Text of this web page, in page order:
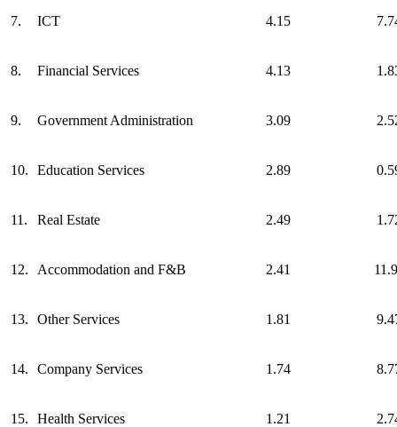
7. ICT 4.15
8. Financial Services 4.13
9. Government Administration 3.09
10. Education Services 2.89
11. Real Estate 2.49
12. Accommodation and F&B 2.41
13. Other Services 1.81
14. Company Services 1.74
15. Health Services 1.21